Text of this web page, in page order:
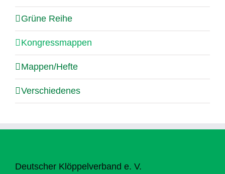
Grüne Reihe
Kongressmappen
Mappen/Hefte
Verschiedenes
Deutscher Klöppelverband e. V.